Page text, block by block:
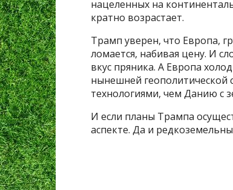
нацеленных на
кратно возрастает.
Трамп уверен, что Европа,
ломается, набивая цену. И
вкус пряника. А Европа
нынешней
технологиями, чем Данию с
И если планы Трампа
аспекте. Да и